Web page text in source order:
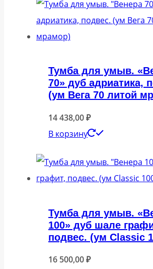
Тумба для умыв.
70» дуб адриатика,
(ум Вега 70 литой
14 438,00₽
В корзину
Тумба для умыв.
100» дуб шале
подвес. (ум Classic
16 500,00₽